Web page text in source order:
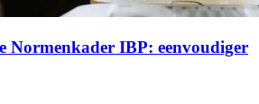
Normenkader IBP: eenvoudiger